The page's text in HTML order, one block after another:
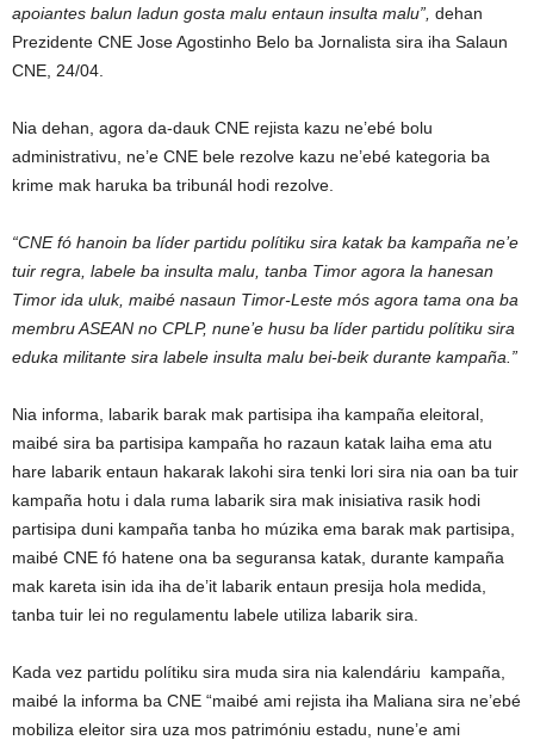
apoiantes balun ladun gosta malu entaun insulta malu”, dehan
Prezidente CNE Jose Agostinho Belo ba Jornalista sira iha Salaun
CNE, 24/04.
Nia dehan, agora da-dauk CNE rejista kazu ne’ebé bolu
administrativu, ne’e CNE bele rezolve kazu ne’ebé kategoria ba
krime mak haruka ba tribunál hodi rezolve.
“CNE fó hanoin ba líder partidu polítiku sira katak ba kampaña ne’e
tuir regra, labele ba insulta malu, tanba Timor agora la hanesan
Timor ida uluk, maibé nasaun Timor-Leste mós agora tama ona ba
membru ASEAN no CPLP, nune’e husu ba líder partidu polítiku sira
eduka militante sira labele insulta malu bei-beik durante kampaña.”
Nia informa, labarik barak mak partisipa iha kampaña eleitoral,
maibé sira ba partisipa kampaña ho razaun katak laiha ema atu
hare labarik entaun hakarak lakohi sira tenki lori sira nia oan ba tuir
kampaña hotu i dala ruma labarik sira mak inisiativa rasik hodi
partisipa duni kampaña tanba ho múzika ema barak mak partisipa,
maibé CNE fó hatene ona ba seguransa katak, durante kampaña
mak kareta isin ida iha de’it labarik entaun presija hola medida,
tanba tuir lei no regulamentu labele utiliza labarik sira.
Kada vez partidu polítiku sira muda sira nia kalendáriu kampaña,
maibé la informa ba CNE “maibé ami rejista iha Maliana sira ne’ebé
mobiliza eleitor sira uza mos patrimóniu estadu, nune’e ami